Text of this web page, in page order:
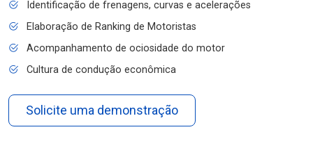
Identificação de frenagens, curvas e acelerações
Elaboração de Ranking de Motoristas
Acompanhamento de ociosidade do motor
Cultura de condução econômica
Solicite uma demonstração